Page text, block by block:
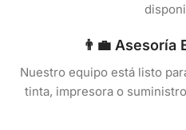
👨‍💼 Asesoría
Nuestro equipo está listo
tinta, impresora o